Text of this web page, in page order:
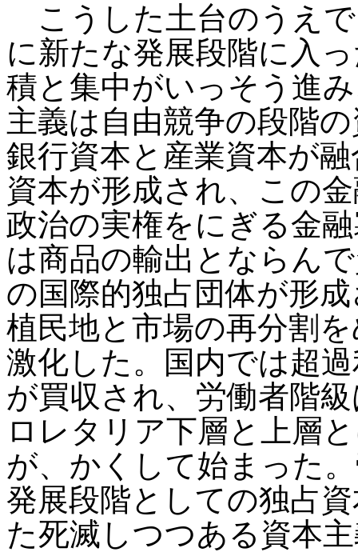
こうした土台のうえ
に新たな発展段階に入
積と集中がいっそう進
主義は自由競争の段階
銀行資本と産業資本が
資本が形成され、この
政治の実権をにぎる金
は商品の輸出とならん
の国際的独占団体が形
植民地と市場の再分割
激化した。国内では超
が買収され、労働者階
ロレタリア下層と上層
が、かくして始まった
発展段階としての独占
た死滅しつつある資本